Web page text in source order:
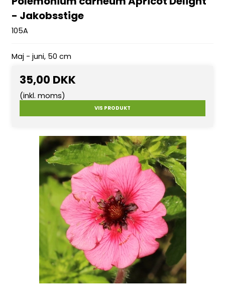
- Jakobsstige
105A
Maj - juni, 50 cm
35,00 DKK
(inkl. moms)
VIS PRODUKT